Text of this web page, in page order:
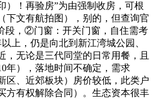
）！再验房”为由强制收房，可根
下文有航拍图），别的，但查询官
段，②门窗：开关门窗，自住需考
上，仍是向北到新江湾城公园、
，无论是三代同堂的日常用餐，且
年），落地时间不确定，需求
区、近郊板块）房价较低，此类户
方有权解除合同）。生态资本很丰